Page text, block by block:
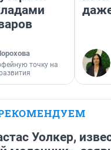
точку на
Уолкер,